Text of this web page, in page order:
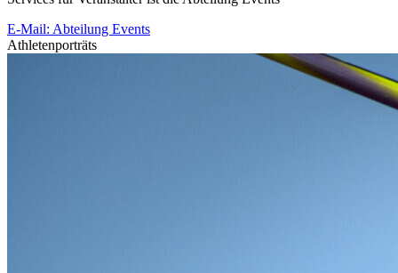
E-Mail: Abteilung Events
Athletenporträts